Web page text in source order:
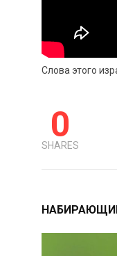
Слова этого
0
SHARES